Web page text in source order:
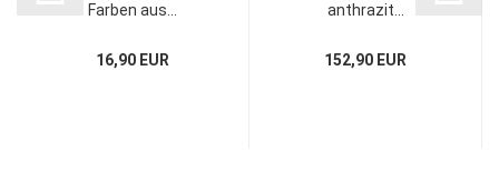
Farben aus...
16,90 EUR
anthrazit...
152,90 EUR